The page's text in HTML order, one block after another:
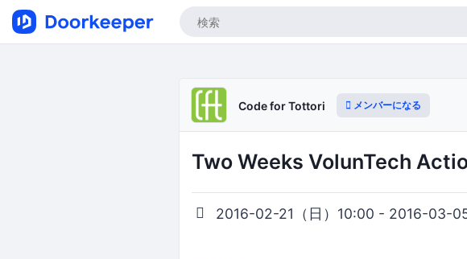
Code for Tottori メンバーになる
Two Weeks VolunTech
2016-02-21（日）10:00 - 2016-03-